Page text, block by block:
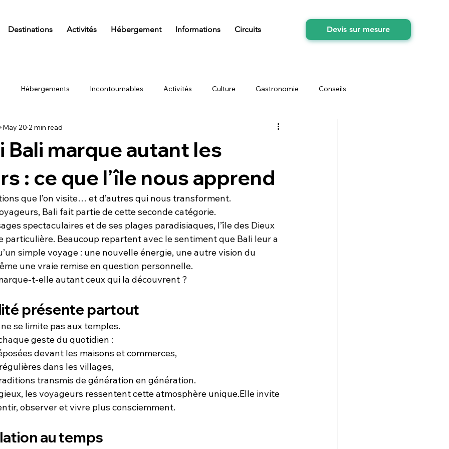
Destinations Activités Hébergement Informations Circuits Devis sur mesure
Hébergements Incontournables Activités Culture Gastronomie Conseils
Traditions
Bali marque autant les
: ce que l’île nous apprend
May 20 2 min read
que l’on visite… et d’autres qui nous transforment.
Bali fait partie de cette seconde catégorie.
spectaculaires et de ses plages paradisiaques, l’île des Dieux
particulière. Beaucoup repartent avec le sentiment que Bali leur a
simple voyage : une nouvelle énergie, une autre vision du
une vraie remise en question personnelle.
t-elle autant ceux qui la découvrent ?
présente partout
se limite pas aux temples.
geste du quotidien :
devant les maisons et commerces,
dans les villages,
transmis de génération en génération.
les voyageurs ressentent cette atmosphère unique.Elle invite
observer et vivre plus consciemment.
au temps